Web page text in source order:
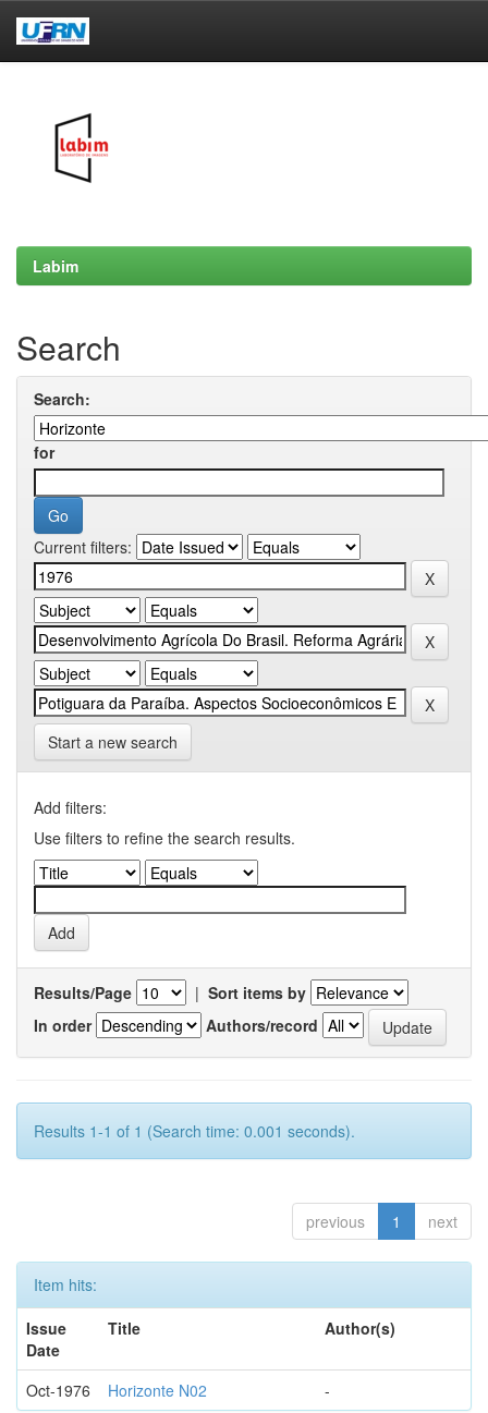
Labim
Search
Search:
for
Current filters:
Start a new search
Add filters:
Use filters to refine the search results.
Results/Page | Sort items by
In order
Authors/record
Results 1-1 of 1 (Search time: 0.001 seconds).
previous 1 next
Item hits:
Issue
Date
Title Author(s)
Oct-1976 Horizonte N02 -